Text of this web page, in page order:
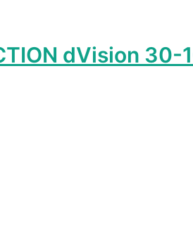
dVision 30-